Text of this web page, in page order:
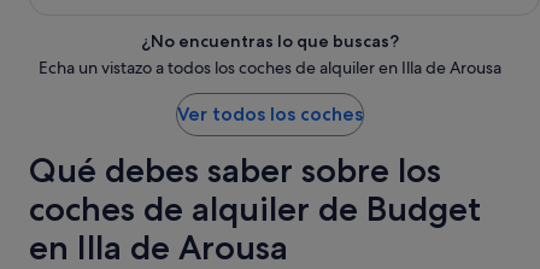
¿No encuentras lo que buscas?
Echa un vistazo a todos los coches de alquiler en Illa de Arousa
Ver todos los coches
Qué debes saber sobre los
coches de alquiler de Budget
en Illa de Arousa